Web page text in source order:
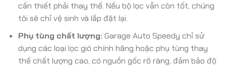
cần thiết phải thay thế. Nếu bộ lọc vẫn còn tốt, chúng
tôi sẽ chỉ vệ sinh và lắp đặt lại.
Phụ tùng chất lượng: Garage Auto Speedy chỉ sử
dụng các loại lọc gió chính hãng hoặc phụ tùng thay
thế chất lượng cao, có nguồn gốc rõ ràng, đảm bảo độ